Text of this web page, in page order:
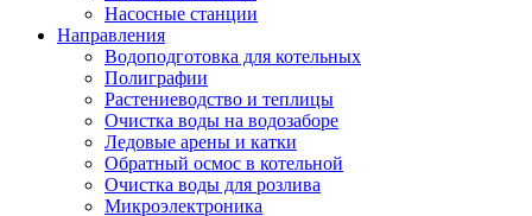
Насосные станции
Направления
Водоподготовка для котельных
Полиграфии
Растениеводство и теплицы
Очистка воды на водозаборе
Ледовые арены и катки
Обратный осмос в котельной
Очистка воды для розлива
Микроэлектроника